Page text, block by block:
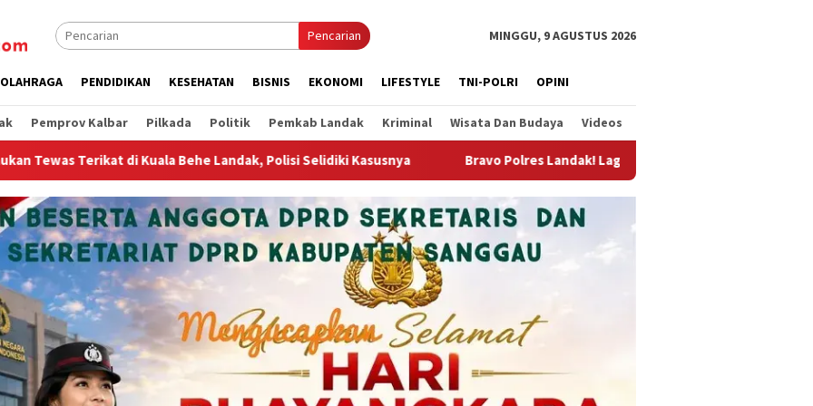
Pencarian MINGGU, 9 AGUSTUS 2026
OLAHRAGA PENDIDIKAN KESEHATAN BISNIS EKONOMI LIFESTYLE TNI-POLRI OPINI
Pemprov Kalbar Pilkada Politik Pemkab Landak Kriminal Wisata Dan Budaya Videos
Landak, Polisi Selidiki Kasusnya Bravo Polres Landak! Lagi-lagi Ungkap Penyalahgunaan Narkotika, 2 Orang Diamankan